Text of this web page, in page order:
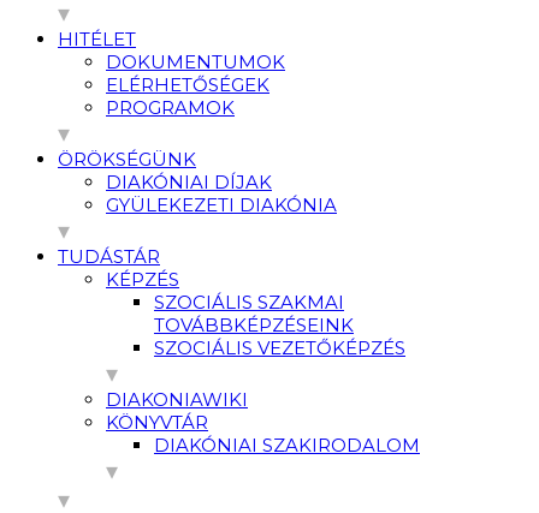
HITÉLET
DOKUMENTUMOK
ELÉRHETŐSÉGEK
PROGRAMOK
ÖRÖKSÉGÜNK
DIAKÓNIAI DÍJAK
GYÜLEKEZETI DIAKÓNIA
TUDÁSTÁR
KÉPZÉS
SZOCIÁLIS SZAKMAI
TOVÁBBKÉPZÉSEINK
SZOCIÁLIS VEZETŐKÉPZÉS
DIAKONIAWIKI
KÖNYVTÁR
DIAKÓNIAI SZAKIRODALOM